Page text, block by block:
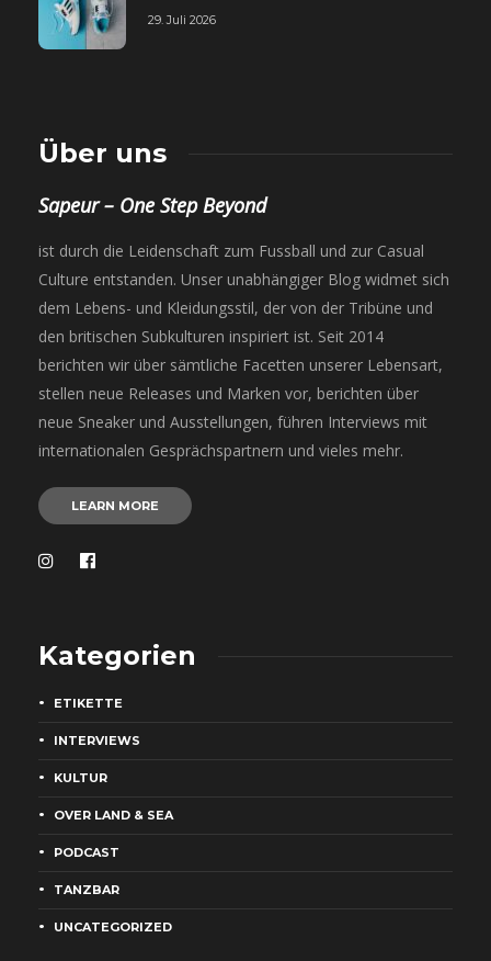
29. Juli 2026
Über uns
Sapeur – One Step Beyond
ist durch die Leidenschaft zum Fussball und zur Casual
Culture entstanden. Unser unabhängiger Blog widmet sich
dem Lebens- und Kleidungsstil, der von der Tribüne und
den britischen Subkulturen inspiriert ist. Seit 2014
berichten wir über sämtliche Facetten unserer Lebensart,
stellen neue Releases und Marken vor, berichten über
neue Sneaker und Ausstellungen, führen Interviews mit
internationalen Gesprächspartnern und vieles mehr.
LEARN MORE
Kategorien
ETIKETTE
INTERVIEWS
KULTUR
OVER LAND & SEA
PODCAST
TANZBAR
UNCATEGORIZED